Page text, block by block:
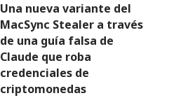
Una nueva variante del
MacSync Stealer a través
de una guía falsa de
Claude que roba
credenciales de
criptomonedas